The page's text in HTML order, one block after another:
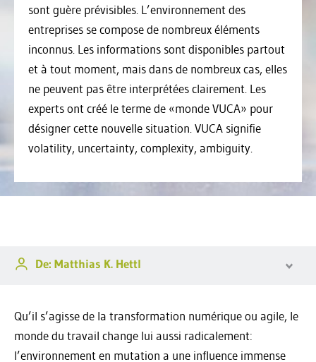
sont guère prévisibles. L’environnement des
entreprises se compose de nombreux éléments
inconnus. Les informations sont disponibles partout
et à tout moment, mais dans de nombreux cas, elles
ne peuvent pas être interprétées clairement. Les
experts ont créé le terme de «monde VUCA» pour
désigner cette nouvelle situation. VUCA signifie
volatility, uncertainty, complexity, ambiguity.
De: Matthias K. Hettl
Qu’il s’agisse de la transformation numérique ou agile, le
monde du travail change lui aussi radicalement:
l’environnement en mutation a une influence immense